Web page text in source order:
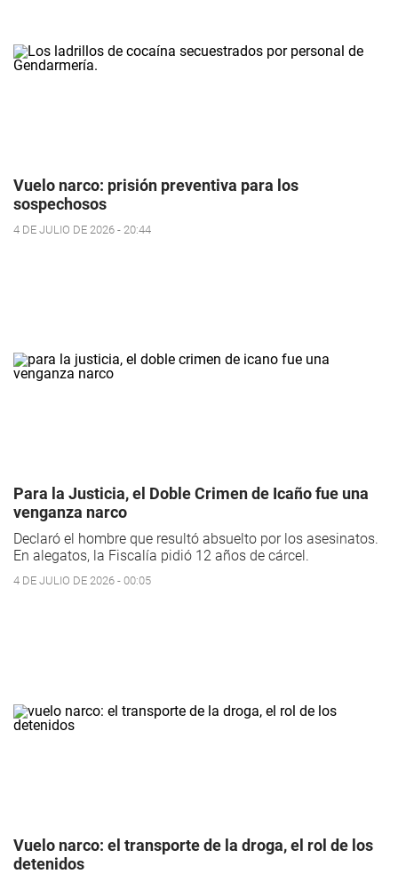
Vuelo narco: prisión preventiva para los
sospechosos
4 DE JULIO DE 2026 - 20:44
Para la Justicia, el Doble Crimen de Icaño fue una
venganza narco
Declaró el hombre que resultó absuelto por los asesinatos.
En alegatos, la Fiscalía pidió 12 años de cárcel.
4 DE JULIO DE 2026 - 00:05
Vuelo narco: el transporte de la droga, el rol de los
detenidos